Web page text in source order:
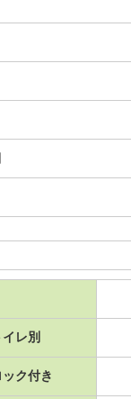
レ別
ク付き